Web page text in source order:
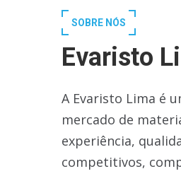
SOBRE NÓS
Evaristo
A Evaristo Lima é
mercado de
experiência,
competitivos,